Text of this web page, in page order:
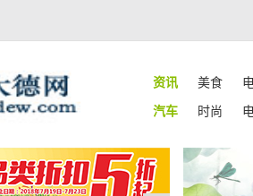
资讯 美食
汽车
时尚